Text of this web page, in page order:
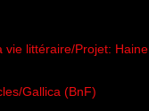
vie littéraire/Projet: Haine
Gallica (BnF)